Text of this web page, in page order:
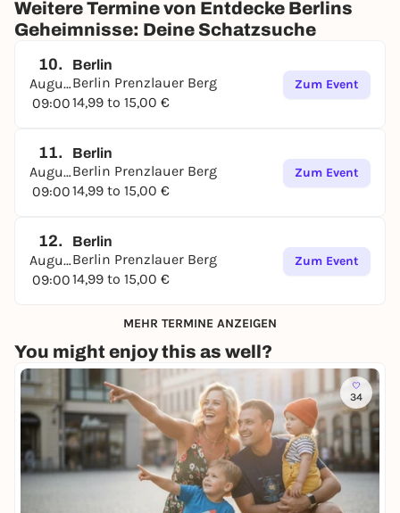
Weitere Termine von Entdecke Berlins
Geheimnisse: Deine Schatzsuche
10.
August
09:00
Berlin
Berlin Prenzlauer Berg
14,99 to 15,00 €
Zum Event
11.
August
09:00
Berlin
Berlin Prenzlauer Berg
14,99 to 15,00 €
Zum Event
12.
August
09:00
Berlin
Berlin Prenzlauer Berg
14,99 to 15,00 €
Zum Event
MEHR TERMINE ANZEIGEN
You might enjoy this as well?
34